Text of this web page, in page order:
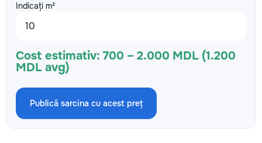
Indicați m²
Cost estimativ: 700 – 2.000 MDL (1.200
MDL avg)
Publică sarcina cu acest preț